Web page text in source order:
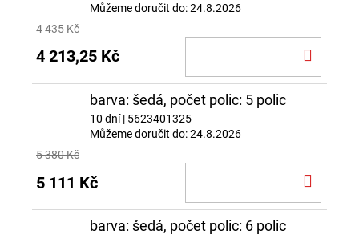
Můžeme doručit do:24.8.2026
4 435 Kč
4 213,25 Kč
barva: šedá, počet polic: 5 polic
10 dní| 5623401325
Můžeme doručit do:24.8.2026
5 380 Kč
5 111 Kč
barva: šedá, počet polic: 6 polic